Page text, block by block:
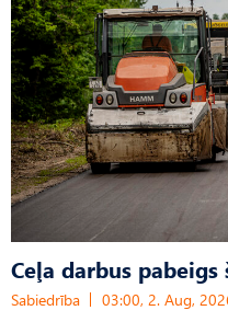
Ceļa darbus pabeigs
Sabiedrība 03:00, 2. Aug,